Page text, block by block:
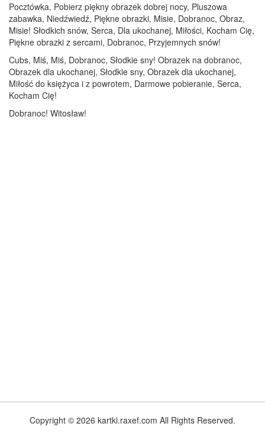
Pocztówka, Pobierz piękny obrazek dobrej nocy, Pluszowa
zabawka, Niedźwiedź, Piękne obrazki, Misie, Dobranoc, Obraz,
Misie! Słodkich snów, Serca, Dla ukochanej, Miłości, Kocham Cię,
Piękne obrazki z sercami, Dobranoc, Przyjemnych snów!
Cubs, Miś, Miś, Dobranoc, Słodkie sny! Obrazek na dobranoc,
Obrazek dla ukochanej, Słodkie sny, Obrazek dla ukochanej,
Miłość do księżyca i z powrotem, Darmowe pobieranie, Serca,
Kocham Cię!
Dobranoc! Witosław!
Copyright © 2026 kartki.raxef.com All Rights Reserved.